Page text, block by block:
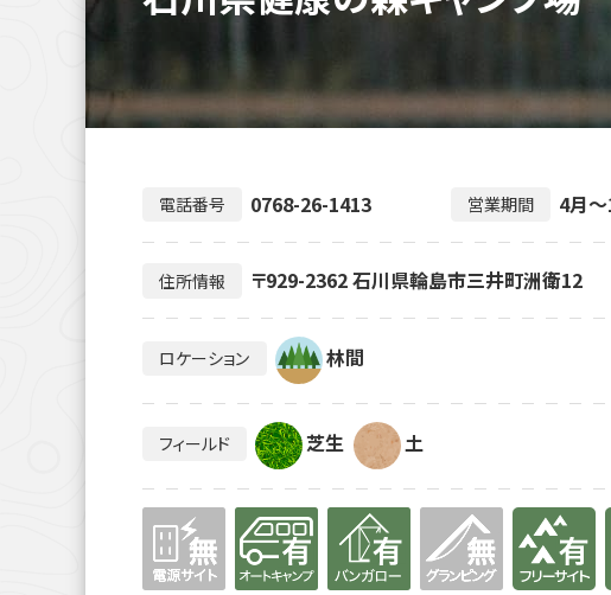
電話番号 0768-26-1413 営業期間 4月
住所情報 〒929-2362 石川県輪島市三井町洲衛12
ロケーション 林間
フィールド 芝生 土
無 有り 有り 有り